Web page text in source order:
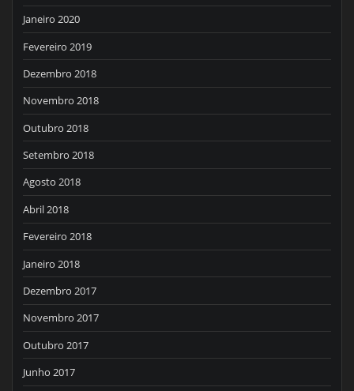
Janeiro 2020
Fevereiro 2019
Dezembro 2018
Novembro 2018
Outubro 2018
Setembro 2018
Agosto 2018
Abril 2018
Fevereiro 2018
Janeiro 2018
Dezembro 2017
Novembro 2017
Outubro 2017
Junho 2017